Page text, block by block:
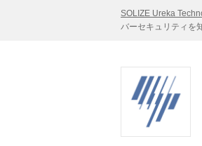
SOLIZE Ureka
バーセキュリティを